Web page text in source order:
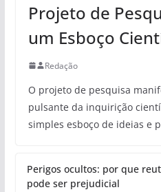
Projeto de
um Esboço
Redação
O projeto de pesquisa
pulsante da inquirição
simples esboço de ideias e
Perigos ocultos: por que
pode ser prejudicial